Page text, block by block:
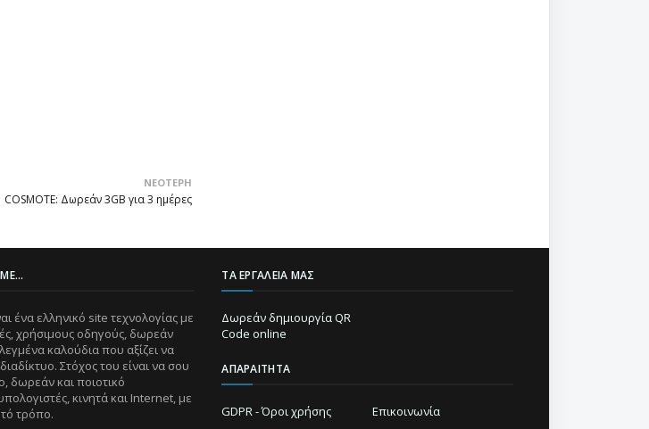
ΝΕΌΤΕΡΗ
COSMOTE: Δωρεάν 3GB για 3 ημέρες
ένα ελληνικό site τεχνολογίας με
χρήσιμους οδηγούς, δωρεάν
καλούδια που αξίζει να
Στόχος του είναι να σου
δωρεάν και ποιοτικό
κινητά και Internet, με
τρόπο.
ΤΑ ΕΡΓΑΛΕΊΑ ΜΑΣ
Δωρεάν δημιουργία QR
Code online
ΑΠΑΡΑΊΤΗΤΑ
GDPR - Όροι χρήσης Επικοινωνία